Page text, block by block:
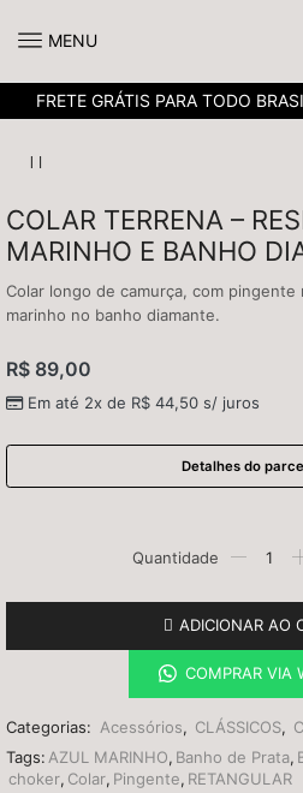
MENU
FRETE GRÁTIS PARA TODO
COLAR TERRENA –
MARINHO E BANHO
Colar longo de camurça, com pingente
marinho no banho diamante.
R$ 89,00
Em até 2x de R$ 44,50 s/ juros
Detalhes do
ADICIONAR AO
COMPRAR VIA
Categorias: Acessórios, CLÁSSICOS,
Tags: AZUL MARINHO, Banho de Prata,
choker, Colar, Pingente, RETANGULAR